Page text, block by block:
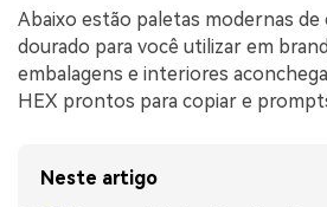
Abaixo estão paletas modernas de
dourado para você utilizar em
embalagens e interiores
HEX prontos para copiar e
Neste artigo